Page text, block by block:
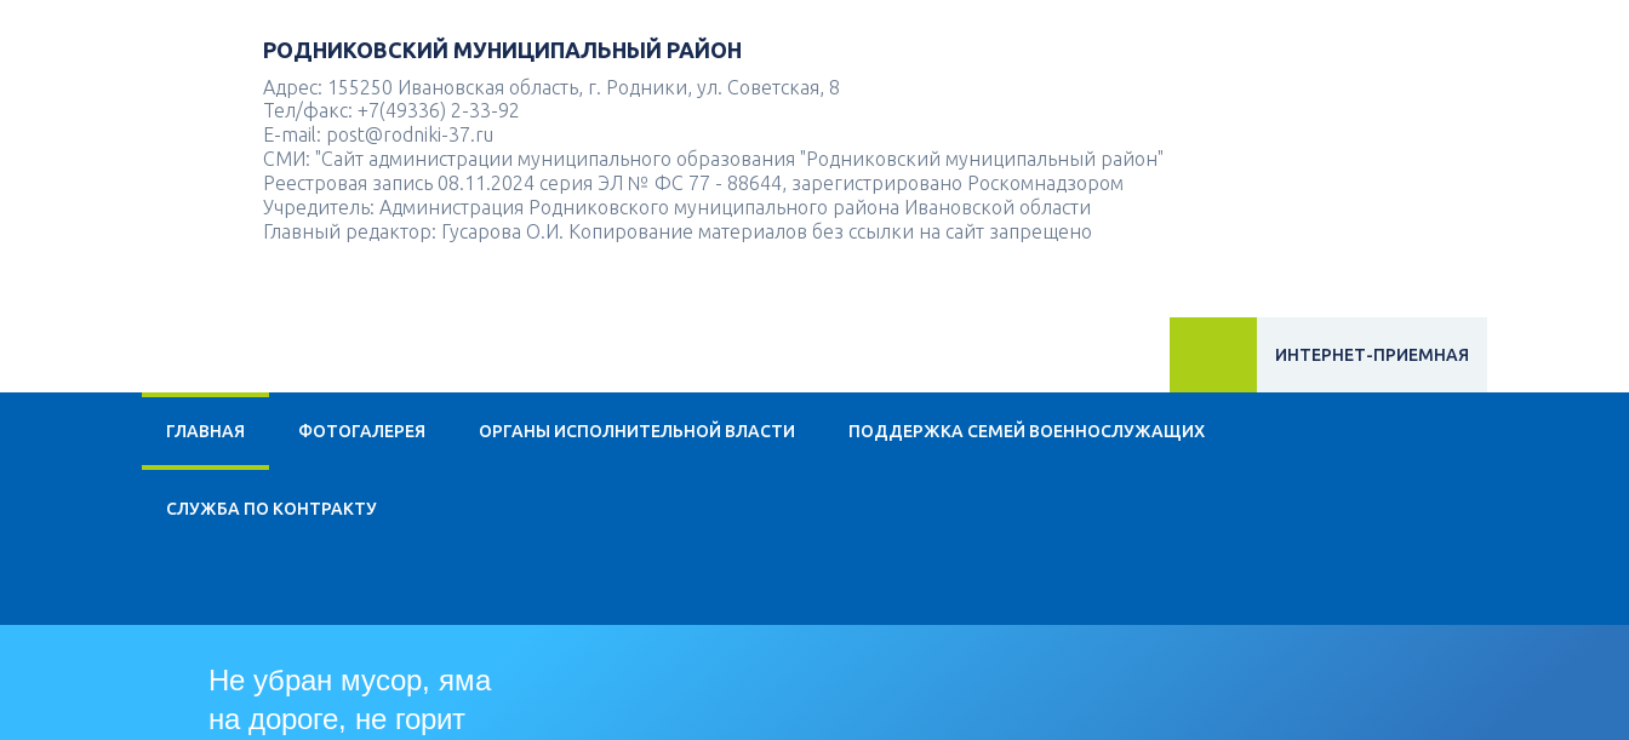
РОДНИКОВСКИЙ МУНИЦИПАЛЬНЫЙ РАЙОН
Адрес: 155250 Ивановская область, г. Родники, ул. Советская, 8
Тел/факс: +7(49336) 2-33-92
E-mail: post@rodniki-37.ru
СМИ: "Сайт администрации муниципального образования "Родниковский муниципальный район"
Реестровая запись 08.11.2024 серия ЭЛ № ФС 77 - 88644, зарегистрировано Роскомнадзором
Учредитель: Администрация Родниковского муниципального района Ивановской области
Главный редактор: Гусарова О.И. Копирование материалов без ссылки на сайт запрещено
ИНТЕРНЕТ-ПРИЕМНАЯ
ГЛАВНАЯ ФОТОГАЛЕРЕЯ ОРГАНЫ ИСПОЛНИТЕЛЬНОЙ ВЛАСТИ ПОДДЕРЖКА СЕМЕЙ ВОЕННОСЛУЖАЩИХ
CЛУЖБА ПО КОНТРАКТУ
Не убран мусор, яма
на дороге, не горит